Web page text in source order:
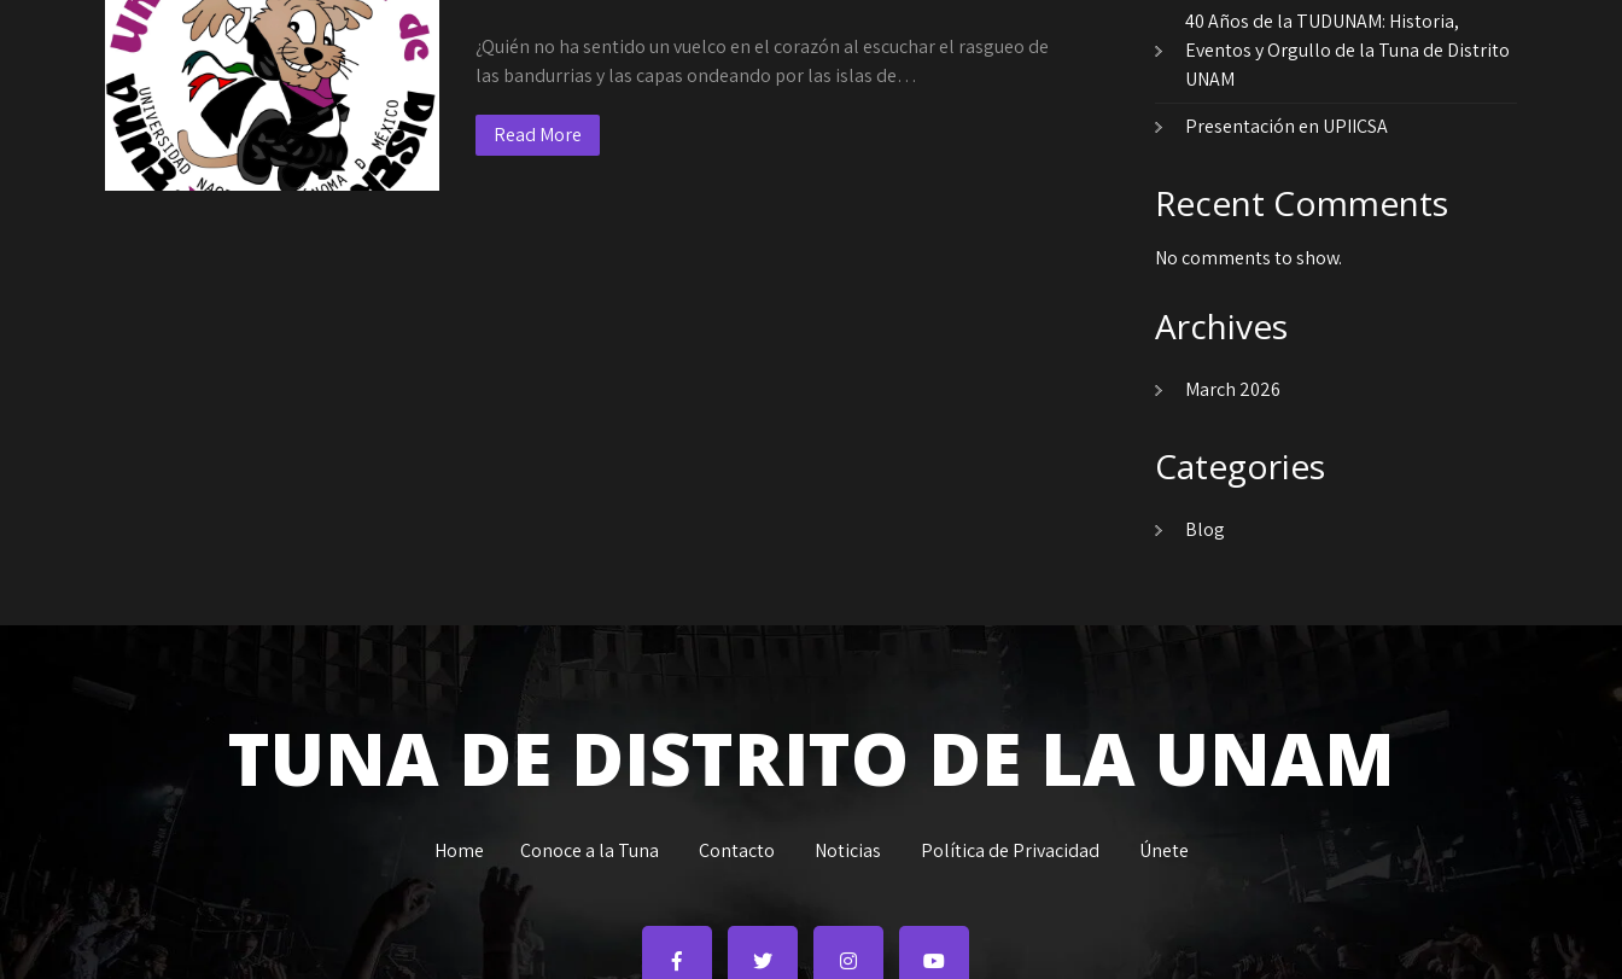
¿Quién no ha sentido un vuelco en el corazón al escuchar el rasgueo de
las bandurrias y las capas ondeando por las islas de…
Read More
40 Años de la TUDUNAM: Historia,
Eventos y Orgullo de la Tuna de Distrito
UNAM
Presentación en UPIICSA
Recent Comments
No comments to show.
Archives
March 2026
Categories
Blog
TUNA DE DISTRITO DE LA UNAM
Home Conoce a la Tuna Contacto Noticias Política de Privacidad Únete